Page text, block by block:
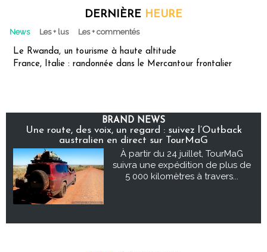
DERNIÈRE HEURE
News Les + lus Les + commentés
Le Rwanda, un tourisme à haute altitude
France, Italie : randonnée dans le Mercantour frontalier
BRAND NEWS
Une route, des voix, un regard : suivez l’Outback
australien en direct sur TourMaG
À partir du 24 juillet, TourMaG
suivra une expédition de plus de
5 000 kilomètres à travers...